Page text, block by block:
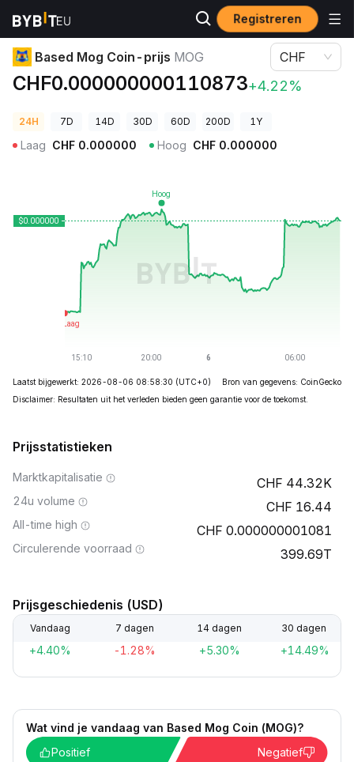
Registreren
Cryptoprijzen Based Mog Coin-prijs MOG
Based Mog Coin-prijs MOG
CHF0.000000000110873+4.22%
CHF
24H 7D 14D 30D 60D 200D 1Y
Laag CHF 0.000000 Hoog CHF 0.000000
Laatst bijgewerkt: 2026-08-06 08:58:30 (UTC+0)
Bron van gegevens: CoinGecko
Disclaimer: Resultaten uit het verleden bieden geen garantie voor de toekomst.
Prijsstatistieken
Marktkapitalisatie 44.32K
24u volume 16.44
All-time high 0.000000001081
Circulerende voorraad 399.69T
Prijsgeschiedenis (USD)
Vandaag 7 dagen 14 dagen 30 dagen
+4.40% -1.28% +5.30% +14.49%
Wat vind je vandaag van Based Mog Coin (MOG)?
Positief
Negatief